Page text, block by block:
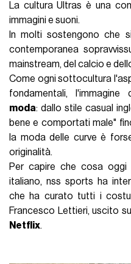
La cultura Ultras è una
immagini e suoni.
In molti sostengono che
contemporanea
mainstream, del calcio e
Come ogni sottocultura
fondamentali,
moda: dallo stile casual
bene e comportati male"
la moda delle curve è
originalità.
Per capire che cosa
italiano, nss sports ha
che ha curato tutti i
Francesco Lettieri, uscito
Netflix.